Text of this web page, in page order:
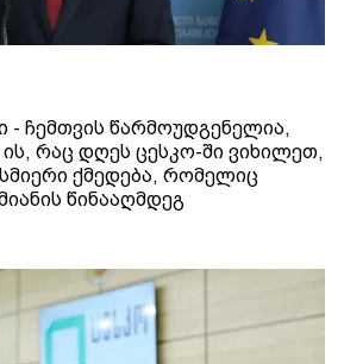
- ჩემთვის წარმოუდგენელია,
რაც დღეს ცესკო-ში ვიხილეთ,
ქმედება, რომელიც
წინააღმდეგ